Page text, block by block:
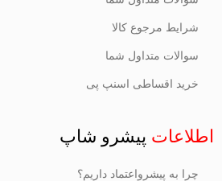
شرایط مرجوع کالا
سوالات متداول شما
خرید اقساطی اسنپ پی
اطلاعات پیشرو شاپ
چرا به پیشرواعتماد داریم؟